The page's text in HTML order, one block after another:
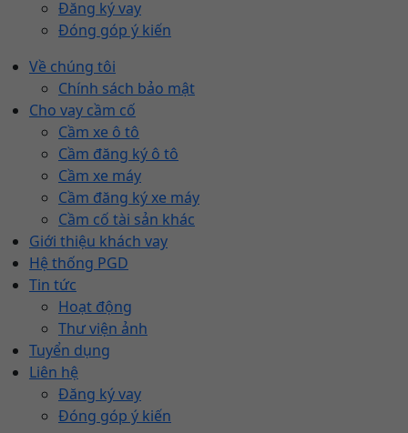
Đăng ký vay
Đóng góp ý kiến
Về chúng tôi
Chính sách bảo mật
Cho vay cầm cố
Cầm xe ô tô
Cầm đăng ký ô tô
Cầm xe máy
Cầm đăng ký xe máy
Cầm cố tài sản khác
Giới thiệu khách vay
Hệ thống PGD
Tin tức
Hoạt động
Thư viện ảnh
Tuyển dụng
Liên hệ
Đăng ký vay
Đóng góp ý kiến